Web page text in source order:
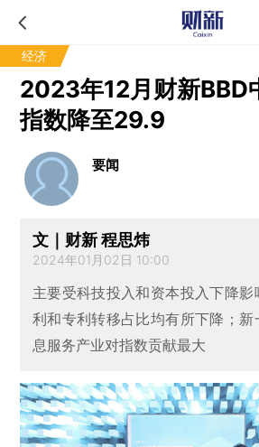
经济
2023年12月财新BBD
指数降至29.9
要闻
文｜财新 程思炜
2024年01月02日 10:00
主要受科技投入和资本投入下降
利和专利转移占比均有所下降；
息服务产业对指数贡献最大